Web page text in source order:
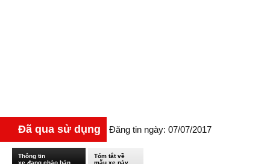
Đã qua sử dụng Đăng tin ngày: 07/07/2017
Thông tin
xe đang chào bán
Tóm tắt về
mẫu xe này